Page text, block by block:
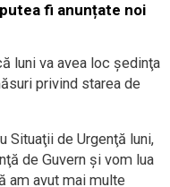
fi anunțate noi
luni va avea loc şedinţa
privind starea de
Situaţii de Urgenţă luni,
de Guvern şi vom lua
am avut mai multe